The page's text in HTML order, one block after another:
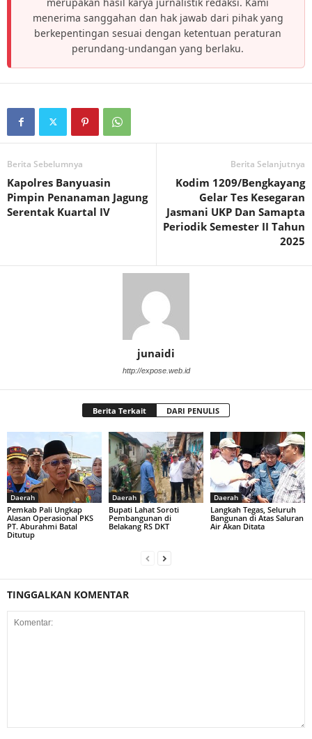
merupakan hasil karya jurnalistik redaksi. Kami
menerima sanggahan dan hak jawab dari pihak yang
berkepentingan sesuai dengan ketentuan peraturan
perundang-undangan yang berlaku.
Berita Sebelumnya
Kapolres Banyuasin
Pimpin Penanaman Jagung
Serentak Kuartal IV
Berita Selanjutnya
Kodim 1209/Bengkayang
Gelar Tes Kesegaran
Jasmani UKP Dan Samapta
Periodik Semester II Tahun
2025
junaidi
http://expose.web.id
Berita Terkait DARI PENULIS
Daerah
Pemkab Pali Ungkap
Alasan Operasional PKS
PT. Aburahmi Batal
Ditutup
Daerah
Bupati Lahat Soroti
Pembangunan di
Belakang RS DKT
Daerah
Langkah Tegas, Seluruh
Bangunan di Atas Saluran
Air Akan Ditata
TINGGALKAN KOMENTAR